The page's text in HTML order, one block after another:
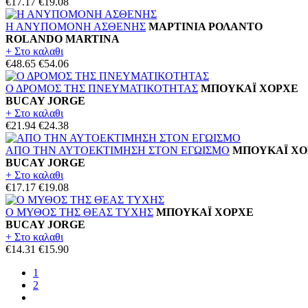
Η ΑΝΥΠΟΜΟΝΗ ΑΣΘΕΝΗΣ ΜΑΡΤΙΝΙΑ ΡΟΛΑΝΤΟ
ROLANDO MARTINA
+ Στο καλαθι
€48.65 €54.06
Ο ΔΡΟΜΟΣ ΤΗΣ ΠΝΕΥΜΑΤΙΚΟΤΗΤΑΣ ΜΠΟΥΚΑΪ ΧΟΡΧΕ
BUCAY JORGE
+ Στο καλαθι
€21.94 €24.38
ΑΠΟ ΤΗΝ ΑΥΤΟΕΚΤΙΜΗΣΗ ΣΤΟΝ ΕΓΩΙΣΜΟ ΜΠΟΥΚΑΪ
BUCAY JORGE
+ Στο καλαθι
€17.17 €19.08
Ο ΜΥΘΟΣ ΤΗΣ ΘΕΑΣ ΤΥΧΗΣ ΜΠΟΥΚΑΪ ΧΟΡΧΕ
BUCAY JORGE
+ Στο καλαθι
€14.31 €15.90
1
2